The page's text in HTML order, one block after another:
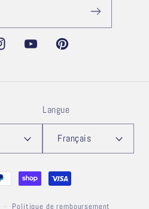
YouTubePinterest
Langue
Français
Politique de remboursement